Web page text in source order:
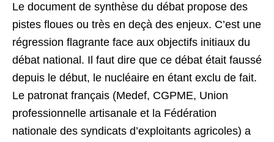
Le document de synthèse du débat propose des
pistes floues ou très en deçà des enjeux. C’est une
régression flagrante face aux objectifs initiaux du
débat national. Il faut dire que ce débat était faussé
depuis le début, le nucléaire en étant exclu de fait.
Le patronat français (Medef, CGPME, Union
professionnelle artisanale et la Fédération
nationale des syndicats d’exploitants agricoles) a